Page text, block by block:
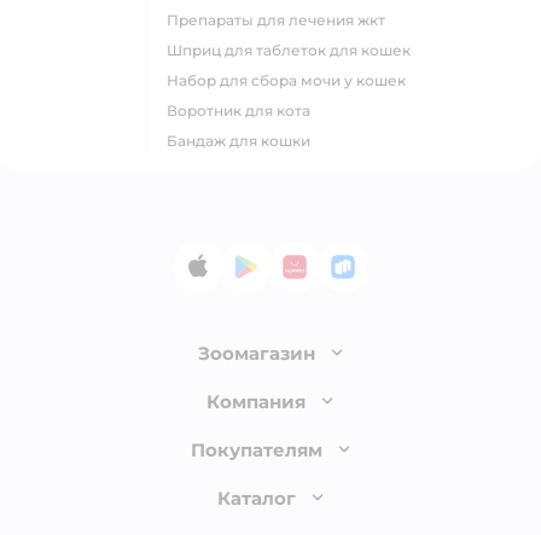
препараты для лечения жкт
шприц для таблеток для кошек
набор для сбора мочи у кошек
воротник для кота
бандаж для кошки
App StoreGoogle Play
AppGallery
RuStore
Зоомагазин
Лицензия
Доставка и оплата
Обмен и возврат товара
Компания
О компании
Покупателям
Бонусные карты
Каталог